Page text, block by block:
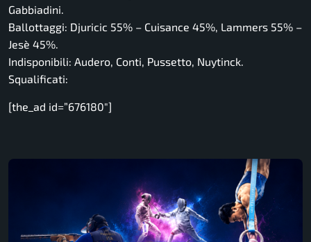
Gabbiadini.
Ballottaggi: Djuricic 55% – Cuisance 45%, Lammers 55% –
Jesè 45%.
Indisponibili: Audero, Conti, Pussetto, Nuytinck.
Squalificati:
[the_ad id=”676180″]